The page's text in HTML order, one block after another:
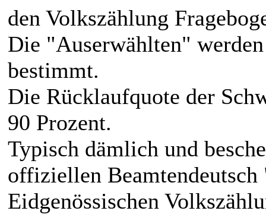
den Volkszählung
Die "Auserwählten"
bestimmt.
Die Rücklaufquote der
90 Prozent.
Typisch dämlich und
offiziellen
Eidgenössischen